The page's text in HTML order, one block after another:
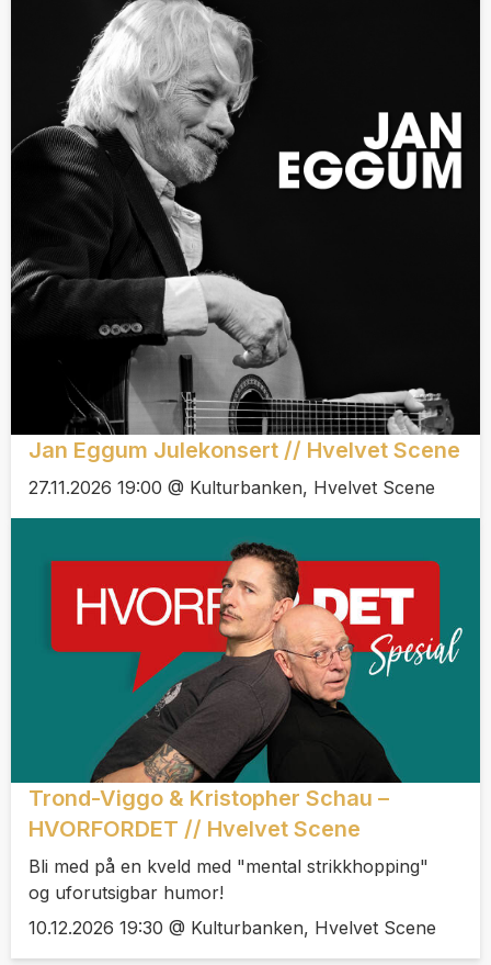
Jan Eggum Julekonsert // Hvelvet Scene
27.11.2026 19:00 @ Kulturbanken, Hvelvet Scene
Trond-Viggo & Kristopher Schau –
HVORFORDET // Hvelvet Scene
Bli med på en kveld med "mental strikkhopping"
og uforutsigbar humor!
10.12.2026 19:30 @ Kulturbanken, Hvelvet Scene